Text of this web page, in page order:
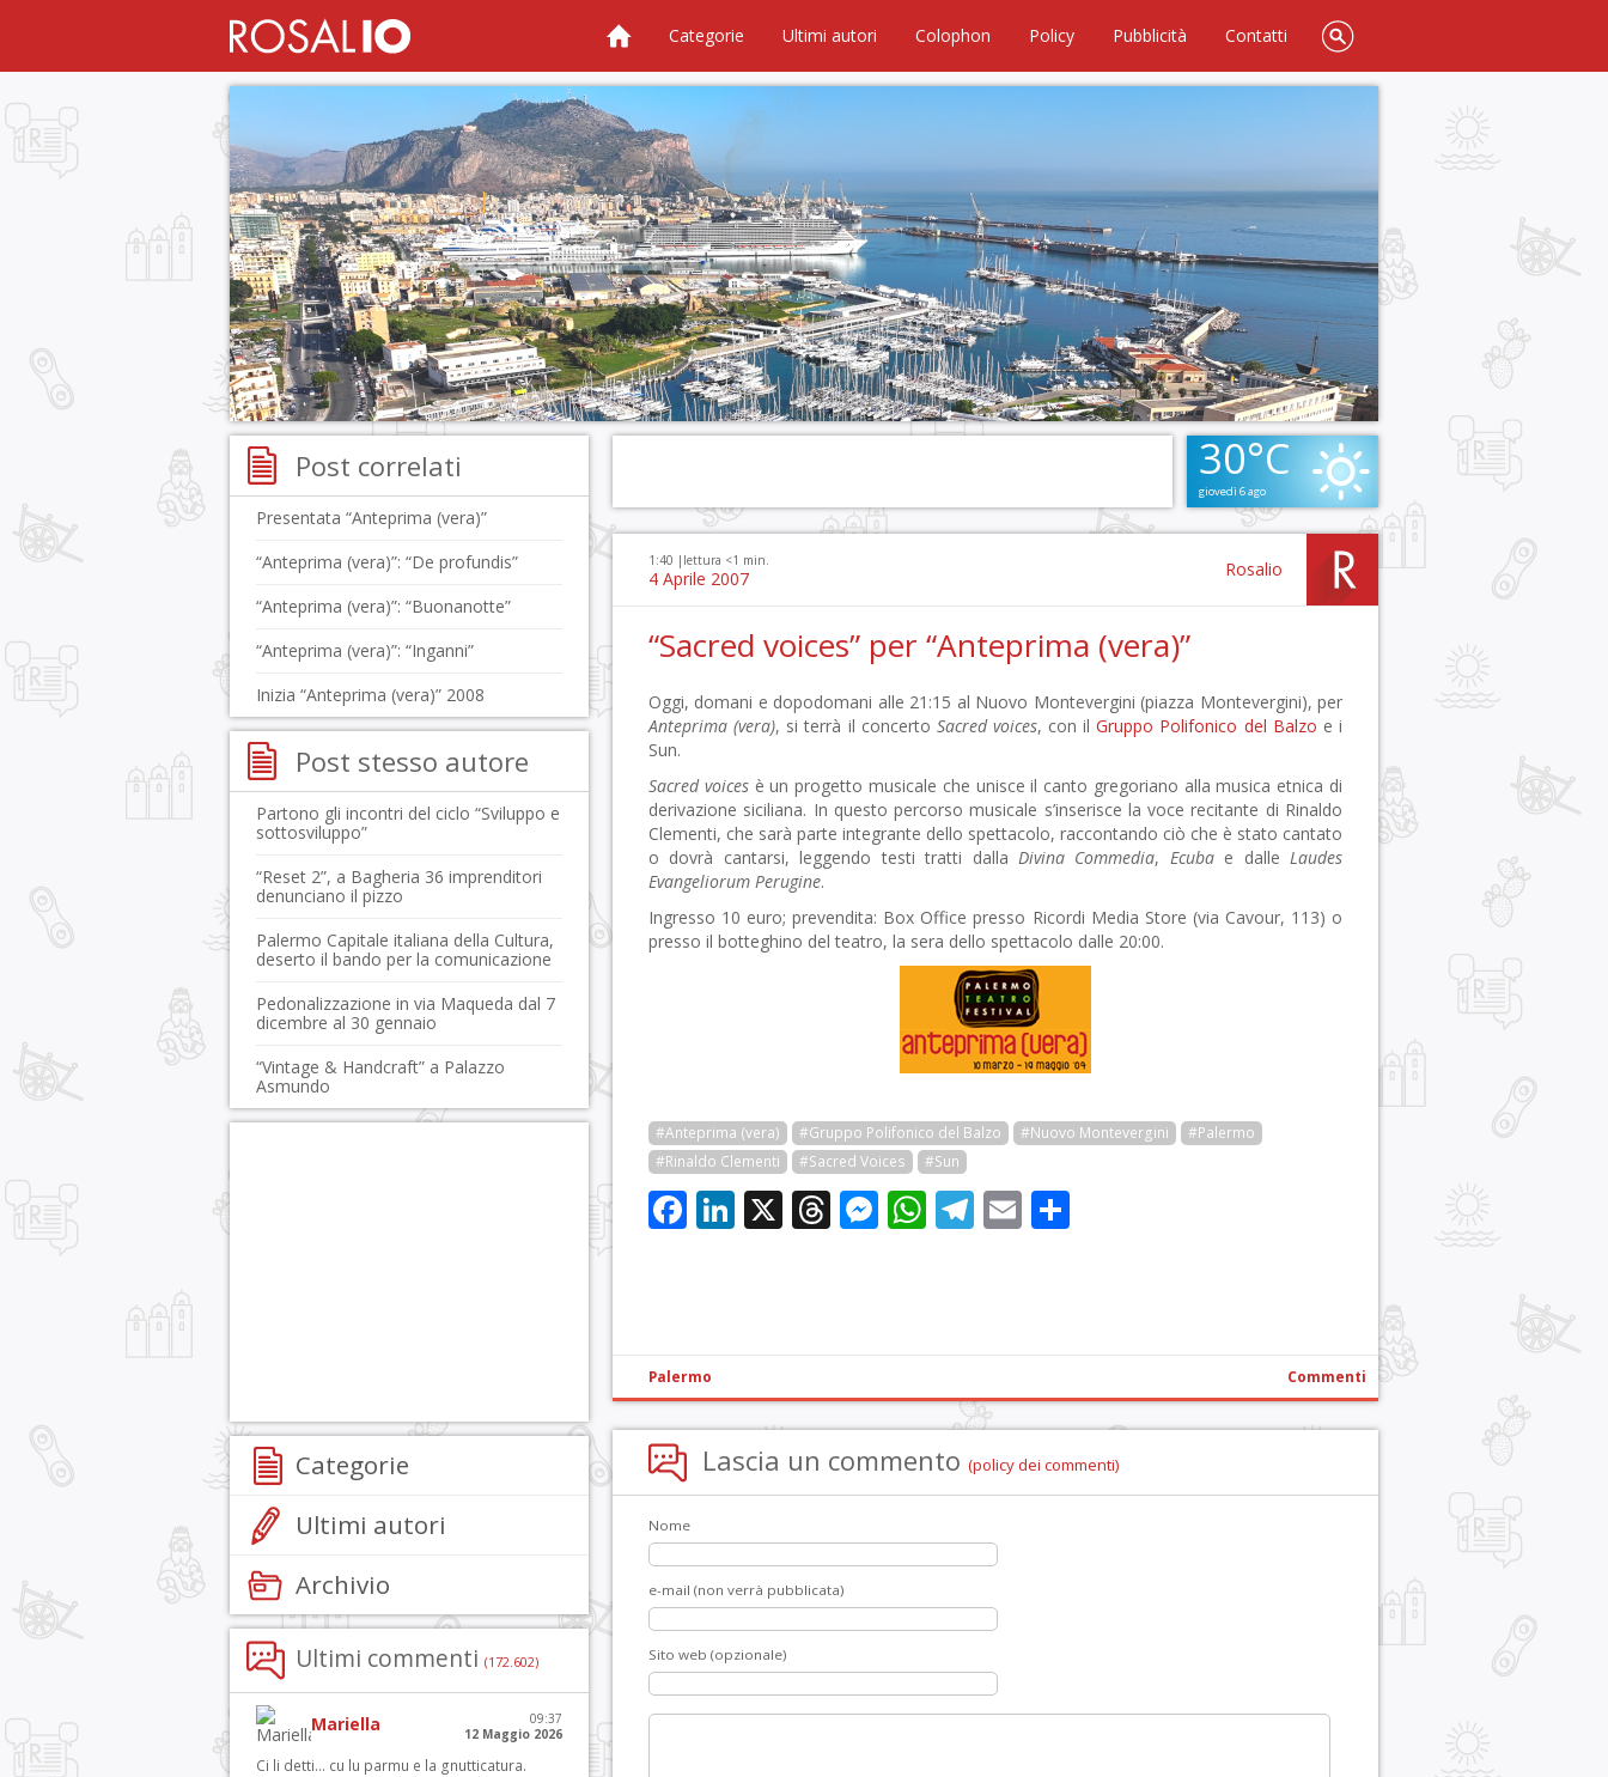
Categorie Ultimi autori Colophon Policy Pubblicità Contatti
30°C
giovedì 6 ago
1:40 | lettura <1 min.
4 Aprile 2007 Rosalio
“Sacred voices” per “Anteprima (vera)”
Oggi, domani e dopodomani alle 21:15 al Nuovo Montevergini (piazza Montevergini), per
Anteprima (vera), si terrà il concerto Sacred voices, con ilGruppo Polifonico del Balzo e i
Sun.
Sacred voicesè un progetto musicale che unisce il canto gregoriano alla musica etnica di
derivazione siciliana. In questo percorso musicale s’inserisce la voce recitante di Rinaldo
Clementi, che sarà parte integrante dello spettacolo, raccontando ciò che è stato cantato
o dovrà cantarsi, leggendo testi tratti dalla Divina Commedia, Ecubae dalleLaudes
Evangeliorum Perugine.
Ingresso 10 euro; prevendita: Box Office presso Ricordi Media Store (via Cavour, 113) o
presso il botteghino del teatro, la sera dello spettacolo dalle 20:00.
#Anteprima (vera) #Gruppo Polifonico del Balzo #Nuovo Montevergini
#Palermo
#Rinaldo Clementi
#Sacred Voices #Sun
Facebook
LinkedIn
X Threads
Messenger
WhatsApp
Telegram
Email
Palermo Commenti
Lascia un commento (policy dei commenti)
Nome
e-mail (non verrà pubblicata)
Sito web (opzionale)
Post correlati
Presentata “Anteprima (vera)”
“Anteprima (vera)”: “De profundis”
“Anteprima (vera)”: “Buonanotte”
“Anteprima (vera)”: “Inganni”
Inizia “Anteprima (vera)” 2008
Post stesso autore
Partono gli incontri del ciclo “Sviluppo e
sottosviluppo”
“Reset 2”, a Bagheria 36 imprenditori
denunciano il pizzo
Palermo Capitale italiana della Cultura,
deserto il bando per la comunicazione
Pedonalizzazione in via Maqueda dal 7
dicembre al 30 gennaio
“Vintage & Handcraft” a Palazzo
Asmundo
Categorie
Ultimi autori
Archivio
Ultimi commenti (172.602)
Mariella
09:37
12 Maggio 2026
Ci li detti… cu lu parmu e la gnutticatura.